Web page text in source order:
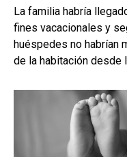
La familia habría
fines vacacionales y
huéspedes no habrían
de la habitación desde